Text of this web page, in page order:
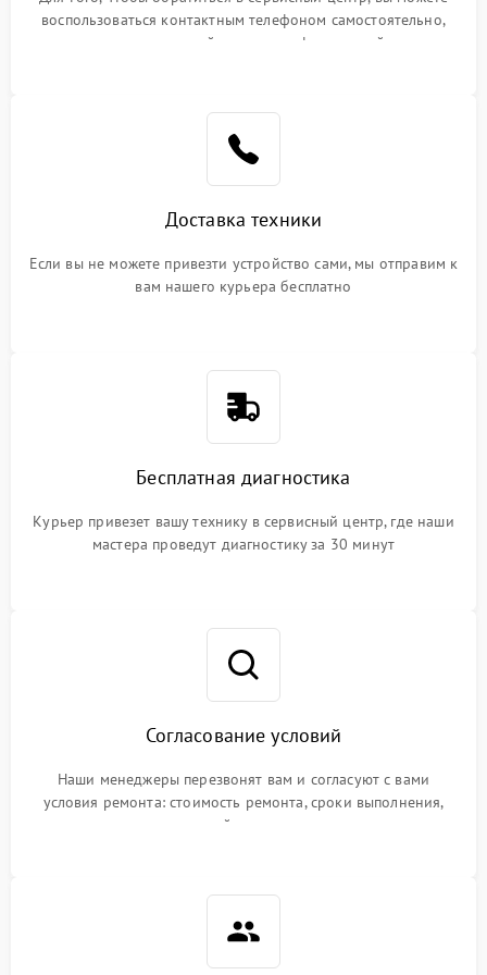
воспользоваться контактным телефоном самостоятельно,
или оставить свой номер телефона на сайте
Доставка техники
Если вы не можете привезти устройство сами, мы отправим к
вам нашего курьера бесплатно
Бесплатная диагностика
Курьер привезет вашу технику в сервисный центр, где наши
мастера проведут диагностику за 30 минут
Согласование условий
Наши менеджеры перезвонят вам и согласуют с вами
условия ремонта: стоимость ремонта, сроки выполнения,
гарантийные условия